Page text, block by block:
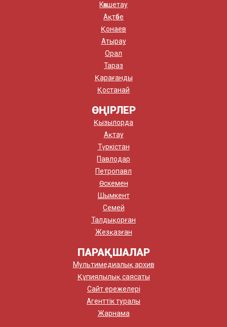
Көкшетау
Ақтөбе
Қонаев
Атырау
Орал
Тараз
Қарағанды
Қостанай
ӨҢІРЛЕР
Қызылорда
Ақтау
Түркістан
Павлодар
Петропавл
Өскемен
Шымкент
Семей
Талдықорған
Жезқазған
ПАРАҚШАЛАР
Мультимедиалық архив
Құпиялылық саясаты
Сайт ережелері
Агенттік туралы
Жарнама